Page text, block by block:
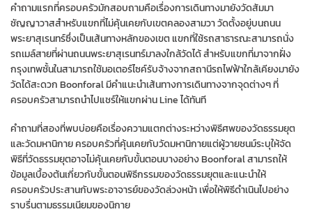
คำถามแรกที่ครอบครัวมักสอบถามคือเรื่องการเดินทางมายังวัดสัมมา
ชัญญาวาสสำหรับแขกที่ไม่คุ้นเคยกับเขตคลองสามวา วัดตั้งอยู่บนถนน
พระยาสุเรนทร์ซึ่งเป็นเส้นทางหลักของเขต แขกที่ใช้รถสาธารณะสามารถนั่ง
รถเมล์สายที่ผ่านถนนพระยาสุเรนทร์มาลงใกล้วัดได้ สำหรับแขกที่มาจากฝั่ง
กรุงเทพชั้นในสามารถใช้มอเตอร์ไซค์รับจ้างจากสถานีรถไฟฟ้าใกล้เคียงมายัง
วัดได้สะดวก Boonforal มีคำแนะนำเส้นทางการเดินทางจากจุดต่างๆ ที่
ครอบครัวสามารถนำไปแชร์ให้แขกผ่าน Line ได้ทันที
คำถามที่สองที่พบบ่อยคือเรื่องความแตกต่างระหว่างพิธีศพของวัดธรรมยุต
และวัดมหานิกาย ครอบครัวที่คุ้นเคยกับวัดมหานิกายแต่ผู้วายชนม์ระบุให้จัด
พิธีที่วัดธรรมยุตอาจไม่คุ้นเคยกับขั้นตอนบางอย่าง Boonforal สามารถให้
ข้อมูลเบื้องต้นเกี่ยวกับขั้นตอนพิธีกรรมของวัดธรรมยุตและแนะนำให้
ครอบครัวประสานกับพระอาจารย์ของวัดล่วงหน้า เพื่อให้พิธีดำเนินไปอย่าง
ราบรื่นตามธรรมเนียมของนิกาย